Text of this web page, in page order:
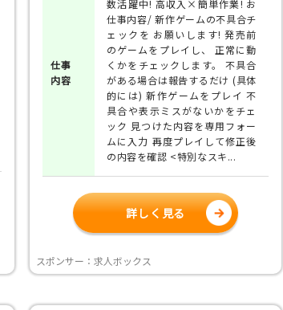
仕事
内容
数活躍中! 高収入×簡単作業! お
仕事内容/ 新作ゲームの不具合チ
ェックを お願いします! 発売前
のゲームをプレイし、 正常に動
くかをチェックします。 不具合
がある場合は報告するだけ (具体
的には) 新作ゲームをプレイ 不
具合や表示ミスがないかをチェ
ック 見つけた内容を専用フォー
ムに入力 再度プレイして修正後
の内容を確認 <特別なスキ...
詳しく見る
スポンサー：求人ボックス